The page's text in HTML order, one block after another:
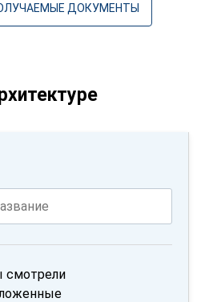
ДОКУМЕНТЫ
смотрели